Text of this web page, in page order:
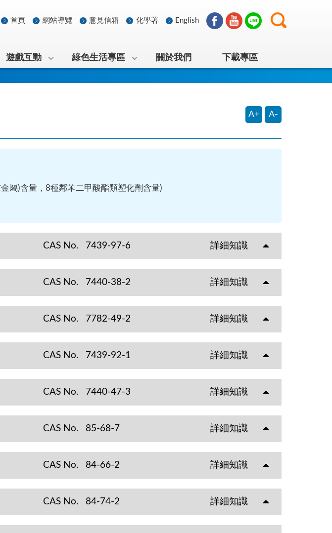
首頁 網站導覽 意見信箱 化學署 English
遊戲互動 綠色生活專區 關於我們 下載專區
A+ A-
屬)含量，8種鄰苯二甲酸酯類塑化劑含量)
CAS No. 7439-97-6 詳細知識
CAS No. 7440-38-2 詳細知識
CAS No. 7782-49-2 詳細知識
CAS No. 7439-92-1 詳細知識
CAS No. 7440-47-3 詳細知識
CAS No. 85-68-7 詳細知識
CAS No. 84-66-2 詳細知識
CAS No. 84-74-2 詳細知識